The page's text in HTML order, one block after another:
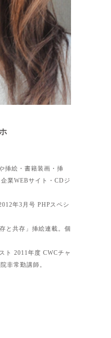
挿絵・書籍装画・挿
業WEBサイト・CDジ
年3月号 PHPスペシ
と共存」挿絵連載。個
ト 2011年度 CWCチャ
非常勤講師。